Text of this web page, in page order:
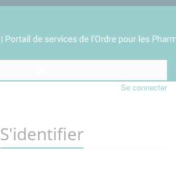
Se connecter
S'identifier